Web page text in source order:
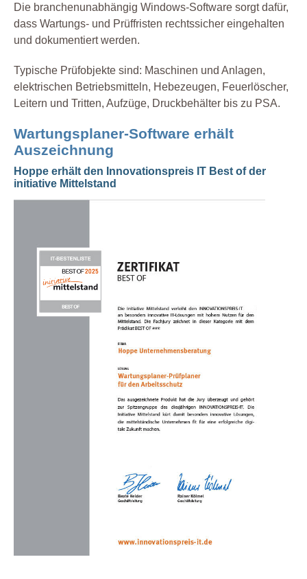
Die branchenunabhängig Windows-Software sorgt dafür,
dass Wartungs- und Prüffristen rechtssicher eingehalten
und dokumentiert werden.
Typische Prüfobjekte sind: Maschinen und Anlagen,
elektrischen Betriebsmitteln, Hebezeugen, Feuerlöscher,
Leitern und Tritten, Aufzüge, Druckbehälter bis zu PSA.
Wartungsplaner-Software erhält
Auszeichnung
Hoppe erhält den Innovationspreis IT Best of der
initiative Mittelstand